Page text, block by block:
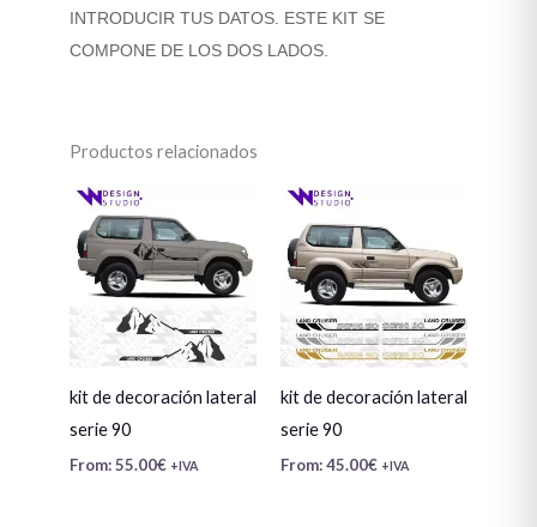
INTRODUCIR TUS DATOS. ESTE KIT SE
COMPONE DE LOS DOS LADOS.
Productos relacionados
kit de decoración lateral
serie 90
From:55.00€ +IVA
kit de decoración lateral
serie 90
From:45.00€ +IVA